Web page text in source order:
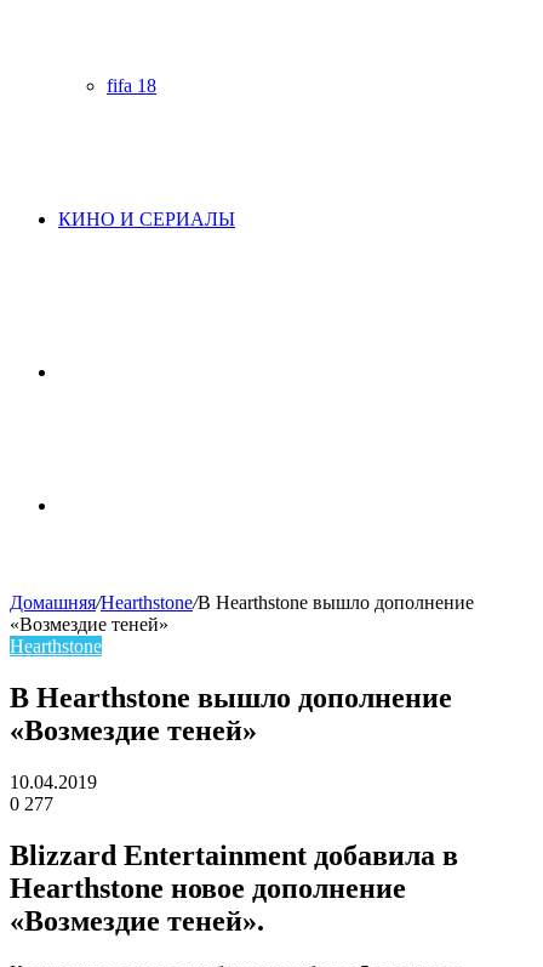
fifa 18
КИНО И СЕРИАЛЫ
skin
Домашняя/Hearthstone/В Hearthstone вышло дополнение
«Возмездие теней»
Hearthstone
В Hearthstone вышло дополнение
«Возмездие теней»
10.04.2019
0 277
Blizzard Entertainment добавила в
Hearthstone новое дополнение
«Возмездие теней».